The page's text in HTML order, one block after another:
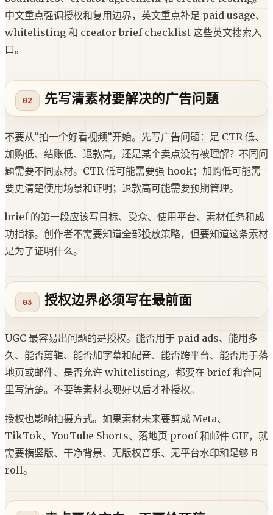
中文重点强调授权和复用边界，英文重点补足 paid usage、
whitelisting 和 creator brief checklist 这些英文搜索入
口。
先写清素材要解决的广告问题
不要从“拍一个好看视频”开始。先写广告问题：是 CTR 低、
加购低、结账低、退款高，还是某个卖点没有被理解？不同问
题需要不同素材。CTR 低可能需要强 hook；加购低可能需
要更清楚使用场景和证明；退款高可能需要预期管理。
brief 的第一段应该写目标、受众、使用平台、素材任务和成
功指标。创作者不需要知道全部投放策略，但要知道这条素材
是为了证明什么。
授权边界必须写在最前面
UGC 最容易出问题的是授权。能否用于 paid ads、能用多
久、能否剪辑、能否加字幕和配音、能否跨平台、能否用于落
地页或邮件、是否允许 whitelisting，都要在 brief 和合同
里写清楚。不要等素材表现好以后才补授权。
授权也影响拍摄方式。如果素材未来要剪成 Meta、
TikTok、YouTube Shorts、落地页 proof 和邮件 GIF，就
需要横竖版、干净背景、无版权音乐、无平台水印和足够 B-
roll。